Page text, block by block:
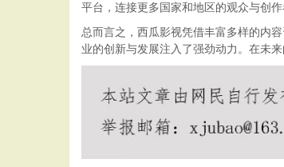
平台，连接更多国家和地区的观众与创作
总而言之，西瓜影视凭借丰富多样的内
业的创新与发展注入了强劲动力。在未